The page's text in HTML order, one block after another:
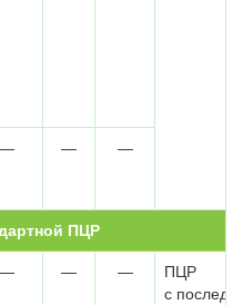
— — —
ПЦР
— — —
ПЦР
с